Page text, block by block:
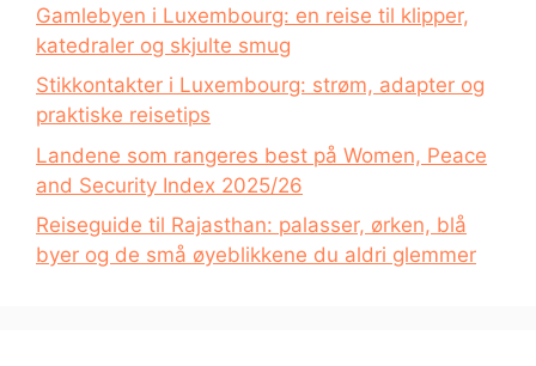
Gamlebyen i Luxembourg: en reise til klipper,
katedraler og skjulte smug
Stikkontakter i Luxembourg: strøm, adapter og
praktiske reisetips
Landene som rangeres best på Women, Peace
and Security Index 2025/26
Reiseguide til Rajasthan: palasser, ørken, blå
byer og de små øyeblikkene du aldri glemmer